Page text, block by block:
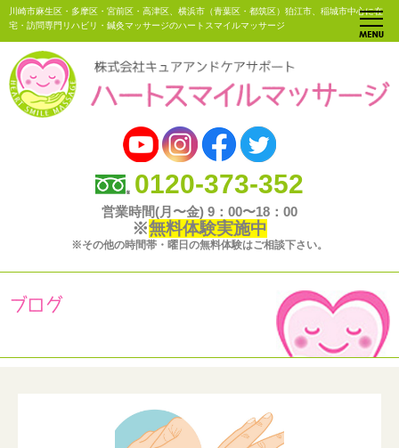
川崎市麻生区・多摩区・宮前区・高津区、横浜市（青葉区・都筑区）狛江市、稲城市中心に在
宅・訪問専門リハビリ・鍼灸マッサージのハートスマイルマッサージ
0120-373-352
営業時間(月〜金) 9：00〜18：00
※無料体験実施中
※その他の時間帯・曜日の無料体験はご相談下さい。
ブログ